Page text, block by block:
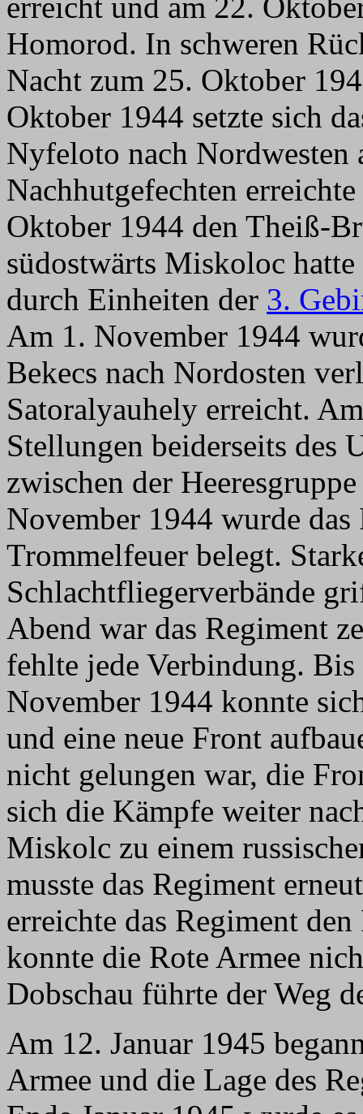
Homorod. In schweren
Nacht zum 25. Oktober
Oktober 1944 setzte sich
Nyfeloto nach Nordwesten
Nachhutgefechten
Oktober 1944 den Theiß-
südostwärts Miskoloc
durch Einheiten der 3.
Am 1. November 1944
Bekecs nach Nordosten
Satoralyauhely erreicht.
Stellungen beiderseits des
zwischen der
November 1944 wurde
Trommelfeuer belegt.
Schlachtfliegerverbände
Abend war das Regiment
fehlte jede Verbindung.
November 1944 konnte
und eine neue Front
nicht gelungen war, die
sich die Kämpfe weiter
Miskolc zu einem
musste das Regiment
erreichte das Regiment
konnte die Rote Armee
Dobschau führte der Weg
Am 12. Januar 1945
Armee und die Lage des